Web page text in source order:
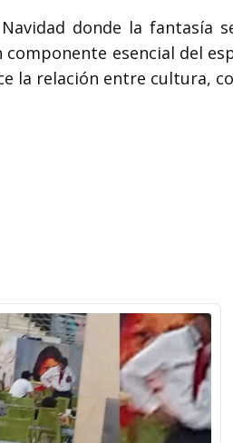
donde la fantasía
esencial del
la relación entre cultura,